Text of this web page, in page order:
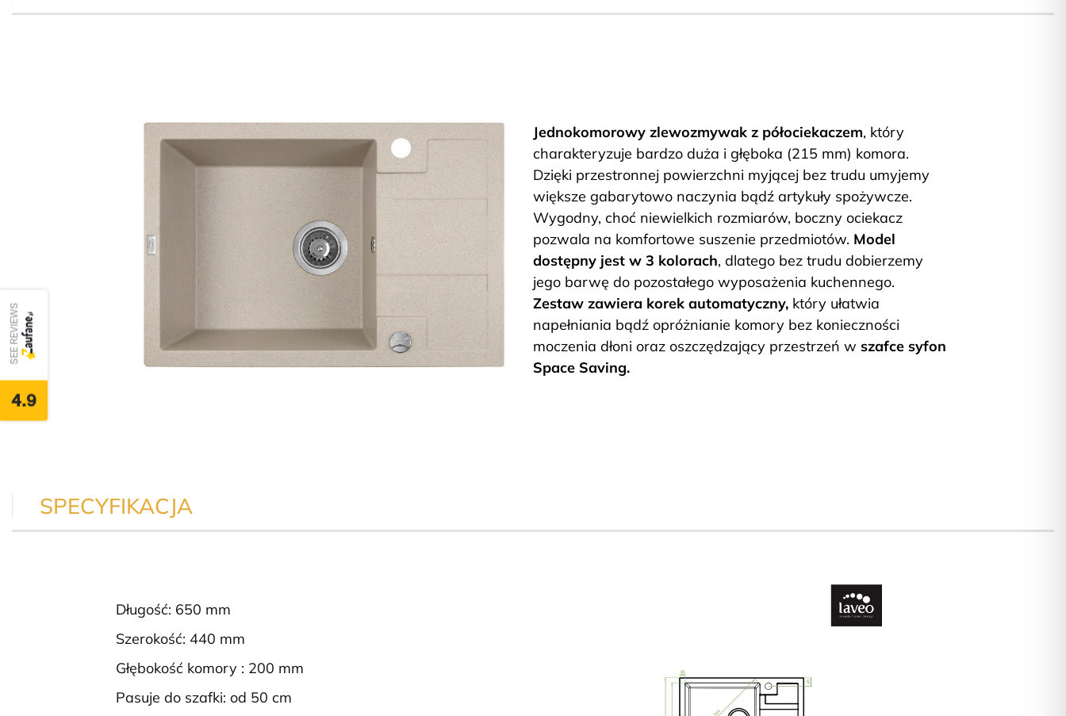
SEE REVIEWS
4.9
Jednokomorowy zlewozmywak z półociekaczem, który
charakteryzuje bardzo duża i głęboka (215 mm) komora.
Dzięki przestronnej powierzchni myjącej bez trudu umyjemy
większe gabarytowo naczynia bądź artykuły spożywcze.
Wygodny, choć niewielkich rozmiarów, boczny ociekacz
pozwala na komfortowe suszenie przedmiotów. Model
dostępny jest w 3 kolorach, dlatego bez trudu dobierzemy
jego barwę do pozostałego wyposażenia kuchennego.
Zestaw zawiera korek automatyczny, który ułatwia
napełniania bądź opróżnianie komory bez konieczności
moczenia dłoni oraz oszczędzający przestrzeń w szafce syfon
Space Saving.
SPECYFIKACJA
Długość: 650 mm
Szerokość: 440 mm
Głębokość komory : 200 mm
Pasuje do szafki: od 50 cm